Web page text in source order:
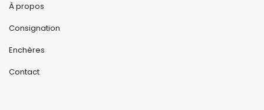
À propos
Consignation
Enchères
Contact